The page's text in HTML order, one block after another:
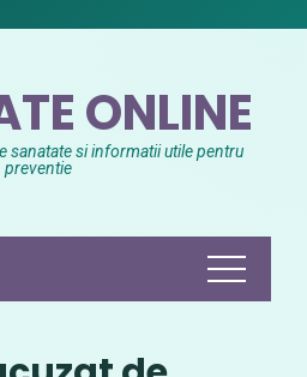
ONLINE
sanatate si informatii utile pentru
preventie